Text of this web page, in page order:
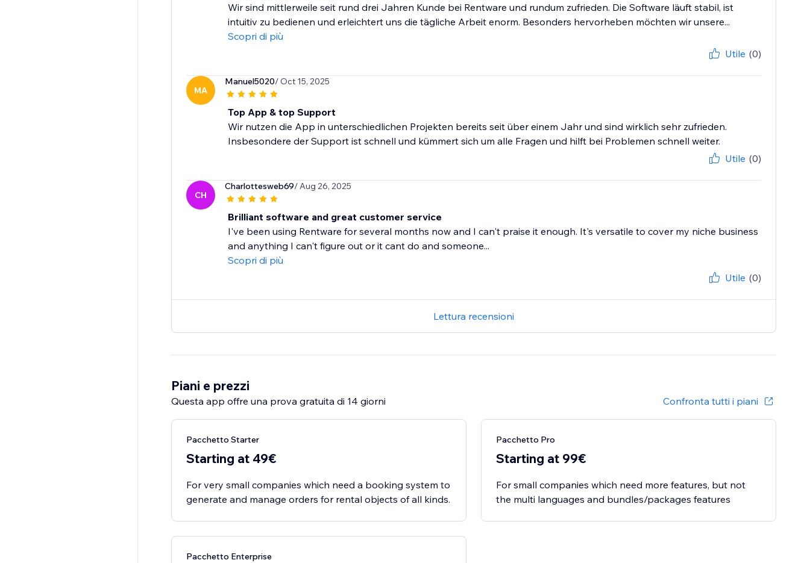
Wir sind mittlerweile seit rund drei Jahren Kunde bei Rentware und rundum zufrieden. Die Software läuft stabil, ist
intuitiv zu bedienen und erleichtert uns die tägliche Arbeit enorm. Besonders hervorheben möchten wir unsere...
Scopri di più
Utile (0)
MA
Manuel5020/ Oct 15, 2025
Top App & top Support
Wir nutzen die App in unterschiedlichen Projekten bereits seit über einem Jahr und sind wirklich sehr zufrieden.
Insbesondere der Support ist schnell und kümmert sich um alle Fragen und hilft bei Problemen schnell weiter.
Utile (0)
CH
Charlottesweb69/ Aug 26, 2025
Brilliant software and great customer service
I've been using Rentware for several months now and I can't praise it enough. It's versatile to cover my niche business
and anything I can't figure out or it cant do and someone...
Scopri di più
Utile (0)
Lettura recensioni
Piani e prezzi
Questa app offre una prova gratuita di 14 giorni Confronta tutti i piani
Pacchetto Starter
Starting at 49€
For very small companies which need a booking system to
generate and manage orders for rental objects of all kinds.
Pacchetto Pro
Starting at 99€
For small companies which need more features, but not
the multi languages and bundles/packages features
Pacchetto Enterprise